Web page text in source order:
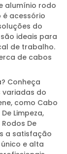
alumínio rodo
acessório
do
ideais para
de trabalho.
de cabos
Conheça
variadas do
como Cabo
Limpeza,
De
a satisfação
e alta